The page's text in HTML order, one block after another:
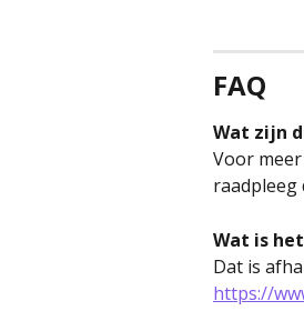
FAQ
Wat zijn
Voor
raadpleeg
Wat is
Dat is
https://